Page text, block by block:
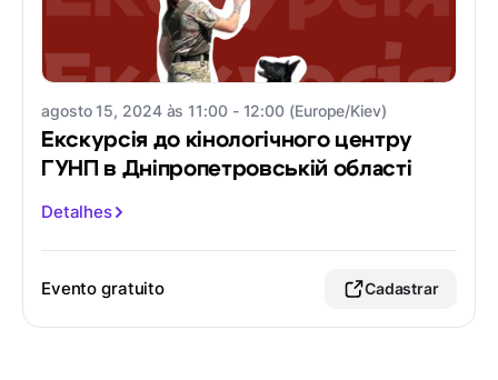
agosto 15, 2024 às 11:00 - 12:00 (Europe/Kiev)
Екскурсія до кінологічного центру
ГУНП в Дніпропетровській області
Detalhes
Evento gratuito Cadastrar